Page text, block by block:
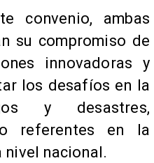
convenio, ambas
su compromiso de
innovadoras y
los desafíos en la
y desastres,
referentes en la
nivel nacional.